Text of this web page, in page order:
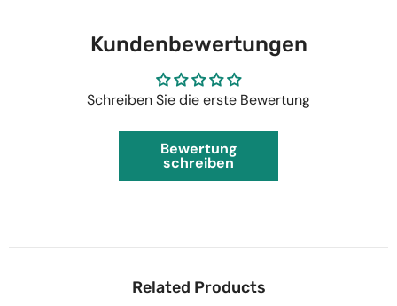
Kundenbewertungen
Schreiben Sie die erste Bewertung
Bewertung
schreiben
Related Products